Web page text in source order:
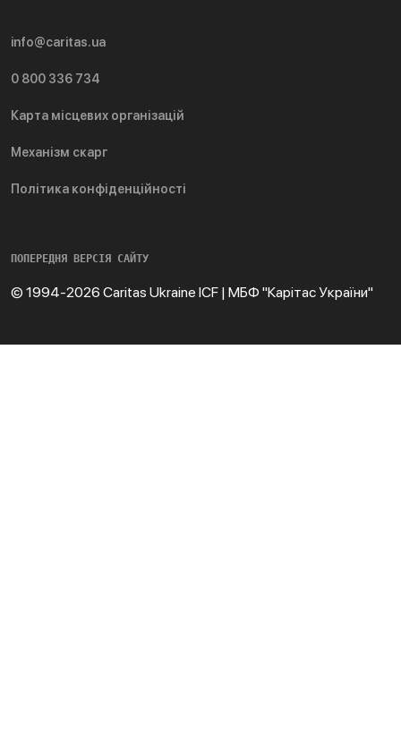
info@caritas.ua
0 800 336 734
Карта місцевих організацій
Механізм скарг
Політика конфіденційності
ПОПЕРЕДНЯ ВЕРСІЯ САЙТУ
© 1994-2026 Caritas Ukraine ICF | МБФ "Карітас України"